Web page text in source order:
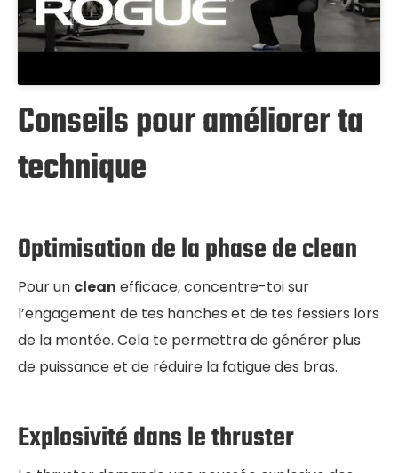
Conseils pour améliorer ta
technique
Optimisation de la phase de clean
Pour un clean efficace, concentre-toi sur
l’engagement de tes hanches et de tes fessiers lors
de la montée. Cela te permettra de générer plus
de puissance et de réduire la fatigue des bras.
Explosivité dans le thruster